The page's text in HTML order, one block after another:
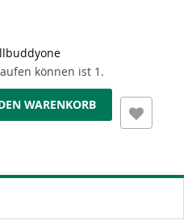
können ist 1.
WARENKORB